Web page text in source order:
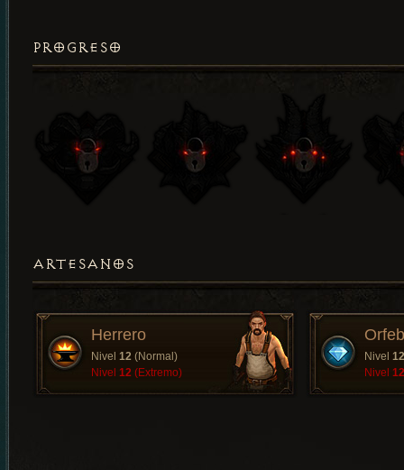
PROGRESO
ARTESANOS
Herrero
Nivel 12 (Normal)
Nivel 12 (Extremo)
Nivel 12
Nivel 12